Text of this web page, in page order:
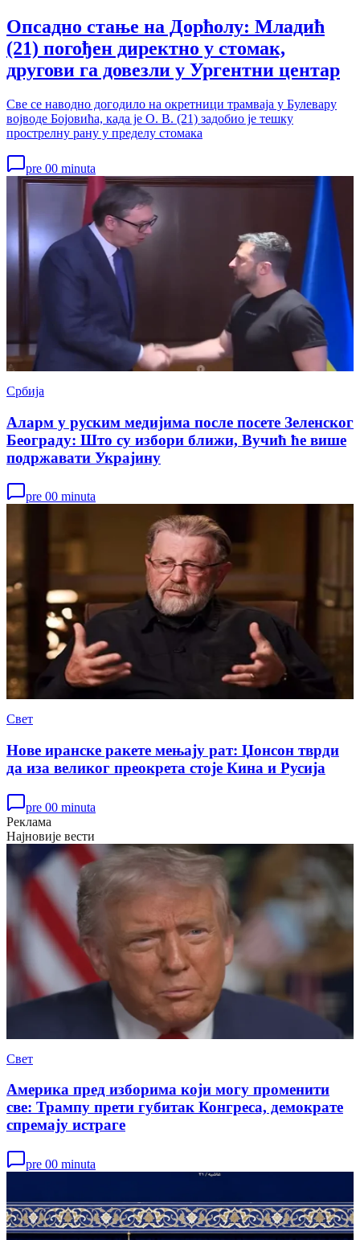
Опсадно стање на Дорћолу: Младић
(21) погођен директно у стомак,
другови га довезли у Ургентни центар
Све се наводно догодило на окретници трамваја у Булевару
војводе Бојовића, када је О. В. (21) задобио је тешку
прострелну рану у пределу стомака
pre 00 minuta
Србија
Аларм у руским медијима после посете Зеленског
Београду: Што су избори ближи, Вучић ће више
подржавати Украјину
pre 00 minuta
Свет
Нове иранске ракете мењају рат: Џонсон тврди
да иза великог преокрета стоје Кина и Русија
pre 00 minuta
Реклама
Најновије вести
Свет
Америка пред изборима који могу променити
све: Трампу прети губитак Конгреса, демократе
спремају истраге
pre 00 minuta